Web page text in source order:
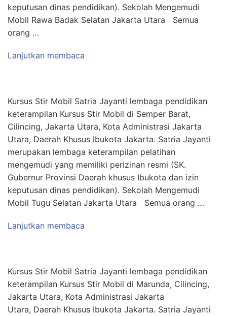
keputusan dinas pendidikan). Sekolah Mengemudi
Mobil Rawa Badak Selatan Jakarta Utara Semua
orang …
Lanjutkan membaca
Kursus Stir Mobil Satria Jayanti lembaga pendidikan
keterampilan Kursus Stir Mobil di Semper Barat,
Cilincing, Jakarta Utara, Kota Administrasi Jakarta
Utara, Daerah Khusus Ibukota Jakarta. Satria Jayanti
merupakan lembaga keterampilan pelatihan
mengemudi yang memiliki perizinan resmi (SK.
Gubernur Provinsi Daerah khusus Ibukota dan izin
keputusan dinas pendidikan). Sekolah Mengemudi
Mobil Tugu Selatan Jakarta Utara Semua orang …
Lanjutkan membaca
Kursus Stir Mobil Satria Jayanti lembaga pendidikan
keterampilan Kursus Stir Mobil di Marunda, Cilincing,
Jakarta Utara, Kota Administrasi Jakarta
Utara, Daerah Khusus Ibukota Jakarta. Satria Jayanti